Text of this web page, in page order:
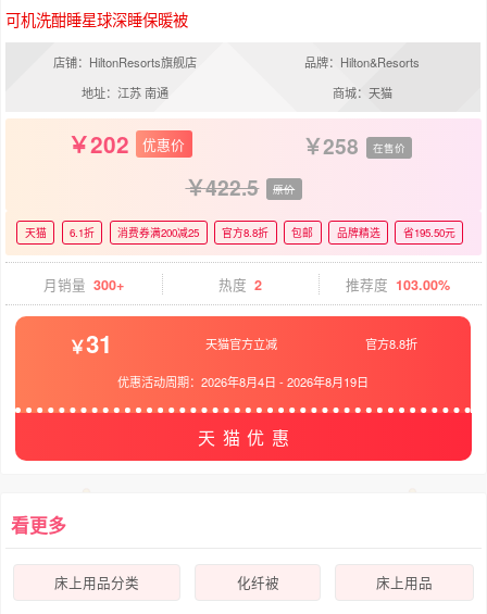
可机洗酣睡星球深睡保暖被
店铺：HiltonResorts旗舰店
品牌：Hilton&Resorts
地址：江苏 南通
商城：天猫
202 优惠价 258 在售价
422.5 原价
天猫 6.1折 消费券满200减25 官方8.8折 包邮 品牌精选 省195.50元
月销量 300+ 热度 2 推荐度 103.00%
31 天猫官方立减 官方8.8折
优惠活动周期：2026年8月4日 -2026年8月19日
天猫优惠
看更多
床上用品分类 化纤被 床上用品